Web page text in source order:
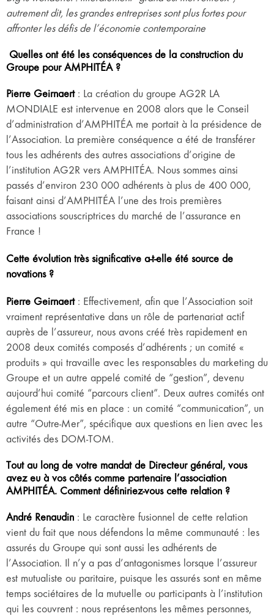
autrement dit, les grandes entreprises sont plus fortes pour
affronter les défis de l’économie contemporaine
Quelles ont été les conséquences de la construction du
Groupe pour AMPHITÉA ?
Pierre Geirnaert: La création du groupe AG2R LA
MONDIALE est intervenue en 2008 alors que le Conseil
d’administration d’AMPHITÉA me portait à la présidence de
l’Association. La première conséquence a été de transférer
tous les adhérents des autres associations d’origine de
l’institution AG2R vers AMPHITÉA. Nous sommes ainsi
passés d’environ 230 000 adhérents à plus de 400 000,
faisant ainsi d’AMPHITÉA l’une des trois premières
associations souscriptrices du marché de l’assurance en
France !
Cette évolution très significative a-t-elle été source de
novations ?
Pierre Geirnaert: Effectivement, afin que l’Association soit
vraiment représentative dans un rôle de partenariat actif
auprès de l’assureur, nous avons créé très rapidement en
2008 deux comités composés d’adhérents ; un comité «
produits » qui travaille avec les responsables du marketing du
Groupe et un autre appelé comité de “gestion”, devenu
aujourd’hui comité “parcours client”. Deux autres comités ont
également été mis en place : un comité “communication”, un
autre “Outre-Mer”, spécifique aux questions en lien avec les
activités des DOM-TOM.
Tout au long de votre mandat de Directeur général, vous
avez eu à vos côtés comme partenaire l’association
AMPHITÉA. Comment définiriez-vous cette relation ?
André Renaudin : Le caractère fusionnel de cette relation
vient du fait que nous défendons la même communauté : les
assurés du Groupe qui sont aussi les adhérents de
l’Association. Il n’y a pas d’antagonismes lorsque l’assureur
est mutualiste ou paritaire, puisque les assurés sont en même
temps sociétaires de la mutuelle ou participants à l’institution
qui les couvrent : nous représentons les mêmes personnes,